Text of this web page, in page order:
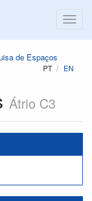
de Espaços
PT EN
Átrio C3